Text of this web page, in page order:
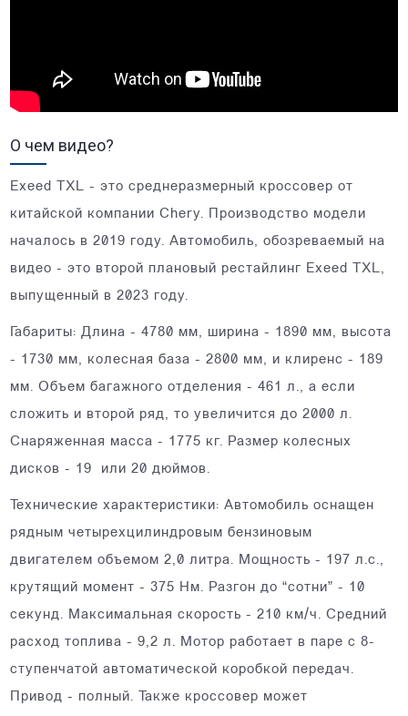
О чем видео?
Exeed TXL - это среднеразмерный кроссовер от
китайской компании Chery. Производство модели
началось в 2019 году. Автомобиль, обозреваемый на
видео - это второй плановый рестайлинг Exeed TXL,
выпущенный в 2023 году.
Габариты: Длина - 4780 мм, ширина - 1890 мм, высота
- 1730 мм, колесная база - 2800 мм, и клиренс - 189
мм. Объем багажного отделения - 461 л., а если
сложить и второй ряд, то увеличится до 2000 л.
Снаряженная масса - 1775 кг. Размер колесных
дисков - 19 или 20 дюймов.
Технические характеристики: Автомобиль оснащен
рядным четырехцилиндровым бензиновым
двигателем объемом 2,0 литра. Мощность - 197 л.с.,
крутящий момент - 375 Нм. Разгон до “сотни” - 10
секунд. Максимальная скорость - 210 км/ч. Средний
расход топлива - 9,2 л. Мотор работает в паре с 8-
ступенчатой автоматической коробкой передач.
Привод - полный. Также кроссовер может